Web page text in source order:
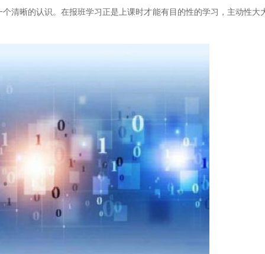
清晰的认识。在报班学习正是上课时才能有目的性的学习，主动性大